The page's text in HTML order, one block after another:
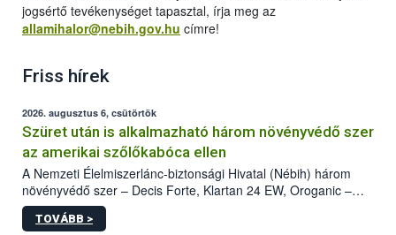
jogsértő tevékenységet tapasztal, írja meg az
allamihalor@nebih.gov.hu címre!
Friss hírek
2026. augusztus 6, csütörtök
Szüret után is alkalmazható három növényvédő szer
az amerikai szőlőkabóca ellen
A Nemzeti Élelmiszerlánc-biztonsági Hivatal (Nébih) három
növényvédő szer – Decis Forte, Klartan 24 EW, Oroganic –
engedélyokiratát módosította, így azok a szüretet követően,
egészen a vesszőérettség (BBCH 91) stádiumáig
TOVÁBB >